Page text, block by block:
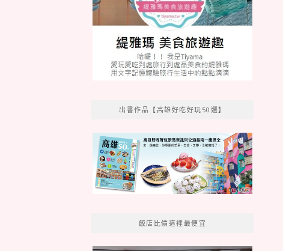
出書作品【高雄好吃好玩50選】
飯店比價這裡最便宜